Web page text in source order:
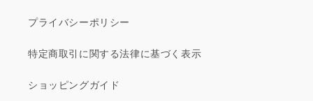
プライバシーポリシー
特定商取引に関する法律に基づく表示
ショッピングガイド